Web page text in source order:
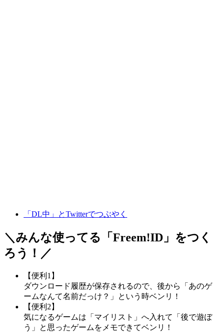
「DL中」とTwitterでつぶやく
＼みんな使ってる「 Freem!ID 」をつく
ろう！／
【便利1】
ダウンロード履歴が保存されるので、後から「あのゲ
ームなんて名前だっけ？」という時ベンリ！
【便利2】
気になるゲームは「マイリスト」へ入れて「後で遊ぼ
う」と思ったゲームをメモできてベンリ！